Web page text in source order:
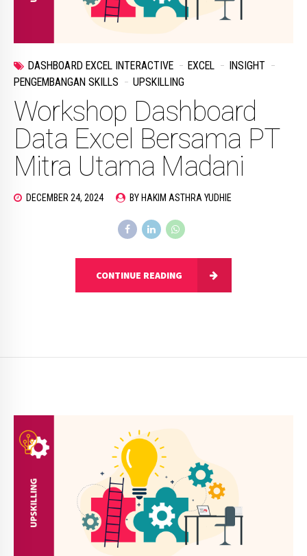
DASHBOARD EXCEL INTERACTIVE EXCEL
INSIGHT
PENGEMBANGAN SKILLS
UPSKILLING
Workshop Dashboard
Data Excel Bersama PT
Mitra Utama Madani
DECEMBER 24, 2024 BY HAKIM ASTHRA YUDHIE
CONTINUE READING